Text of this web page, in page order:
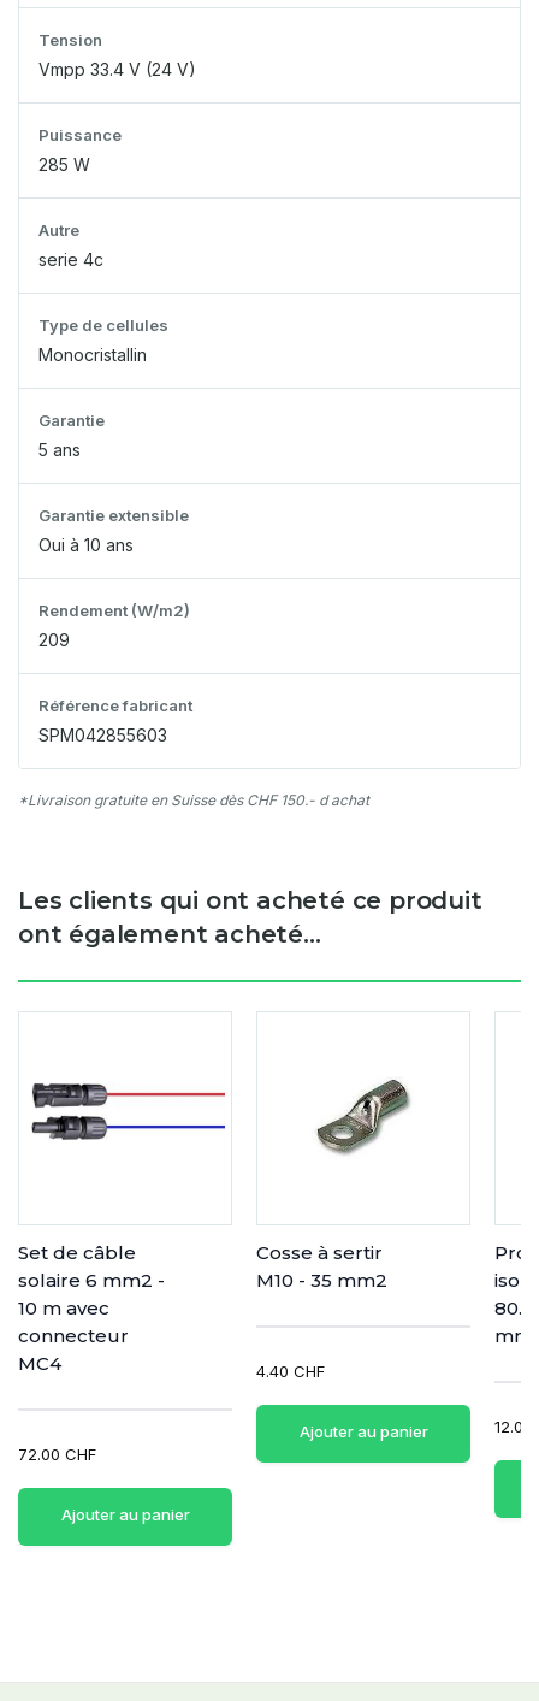
Tension
Vmpp 33.4 V (24 V)
Puissance
285 W
Autre
serie 4c
Type de cellules
Monocristallin
Garantie
5 ans
Garantie extensible
Oui à 10 ans
Rendement (W/m2)
209
Référence fabricant
SPM042855603
*Livraison gratuite en Suisse dès CHF 150.- d achat
Les clients qui ont acheté ce produit
ont également acheté...
Set de câble
solaire 6 mm2 -
10 m avec
connecteur
MC4
72.00 CHF
Ajouter au panier
Cosse à sertir
M10 - 35 mm2
4.40 CHF
Ajouter au panier
80.2
mm
12.00